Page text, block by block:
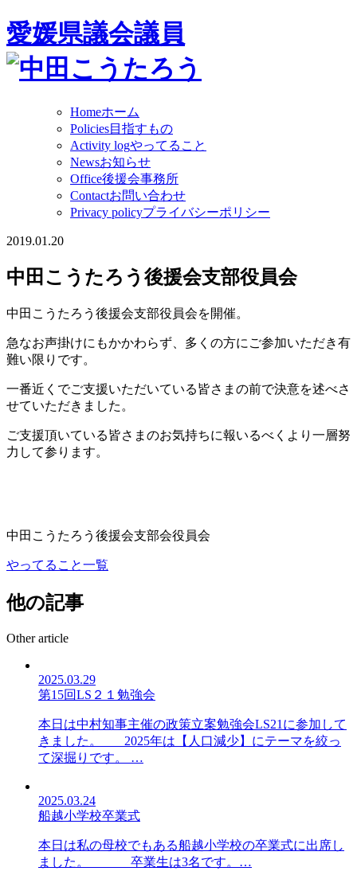
愛媛県議会議員
Homeホーム
Policies目指すもの
Activity logやってること
Newsお知らせ
Office後援会事務所
Contactお問い合わせ
Privacy policyプライバシーポリシー
2019.01.20
中田こうたろう後援会支部役員会
中田こうたろう後援会支部役員会を開催。
急なお声掛けにもかかわらず、多くの方にご参加いただき有
難い限りです。
一番近くでご支援いただいている皆さまの前で決意を述べさ
せていただきました。
ご支援頂いている皆さまのお気持ちに報いるべくより一層努
力して参ります。
中田こうたろう後援会支部会役員会
やってること一覧
他の記事
Other article
2025.03.29
第15回LS２１勉強会
本日は中村知事主催の政策立案勉強会LS21に参加して
きました。 2025年は【人口減少】にテーマを絞っ
て深掘りです。 …
2025.03.24
船越小学校卒業式
本日は私の母校でもある船越小学校の卒業式に出席し
ました。 卒業生は3名です。…